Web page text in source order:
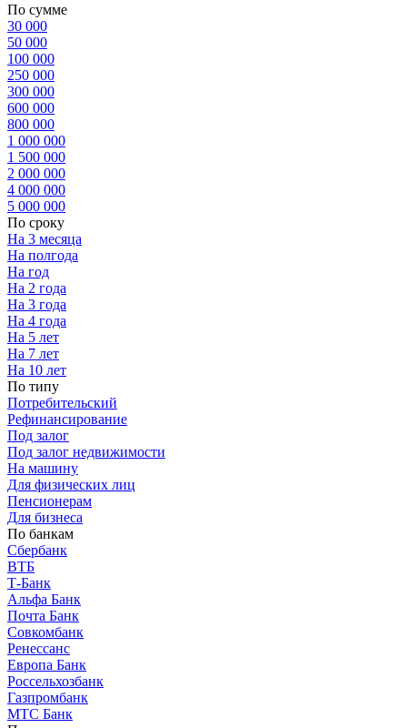
По сумме
30 000
50 000
100 000
250 000
300 000
600 000
800 000
1 000 000
1 500 000
2 000 000
4 000 000
5 000 000
По сроку
На 3 месяца
На полгода
На год
На 2 года
На 3 года
На 4 года
На 5 лет
На 7 лет
На 10 лет
По типу
Потребительский
Рефинансирование
Под залог
Под залог недвижимости
На машину
Для физических лиц
Пенсионерам
Для бизнеса
По банкам
Сбербанк
ВТБ
Т-Банк
Альфа Банк
Почта Банк
Совкомбанк
Ренессанс
Европа Банк
Россельхозбанк
Газпромбанк
МТС Банк